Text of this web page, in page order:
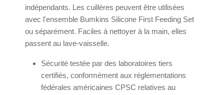
indépendants. Les cuillères peuvent être utilisées
avec l'ensemble Bumkins Silicone First Feeding Set
ou séparément. Faciles à nettoyer à la main, elles
passent au lave-vaisselle.
Sécurité testée par des laboratoires tiers
certifiés, conformément aux réglementations
fédérales américaines CPSC relatives au